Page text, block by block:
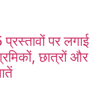
पर लगाई
छात्रों और